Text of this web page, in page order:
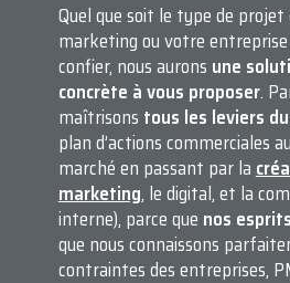
Quel que soit le type de
marketing ou votre
confier, nous aurons une
concrète à vous proposer.
maîtrisons tous les leviers
plan d’actions commerciales
marché en passant par la
marketing, le digital, et la
interne), parce que nos
que nous connaissons
contraintes des entreprises,